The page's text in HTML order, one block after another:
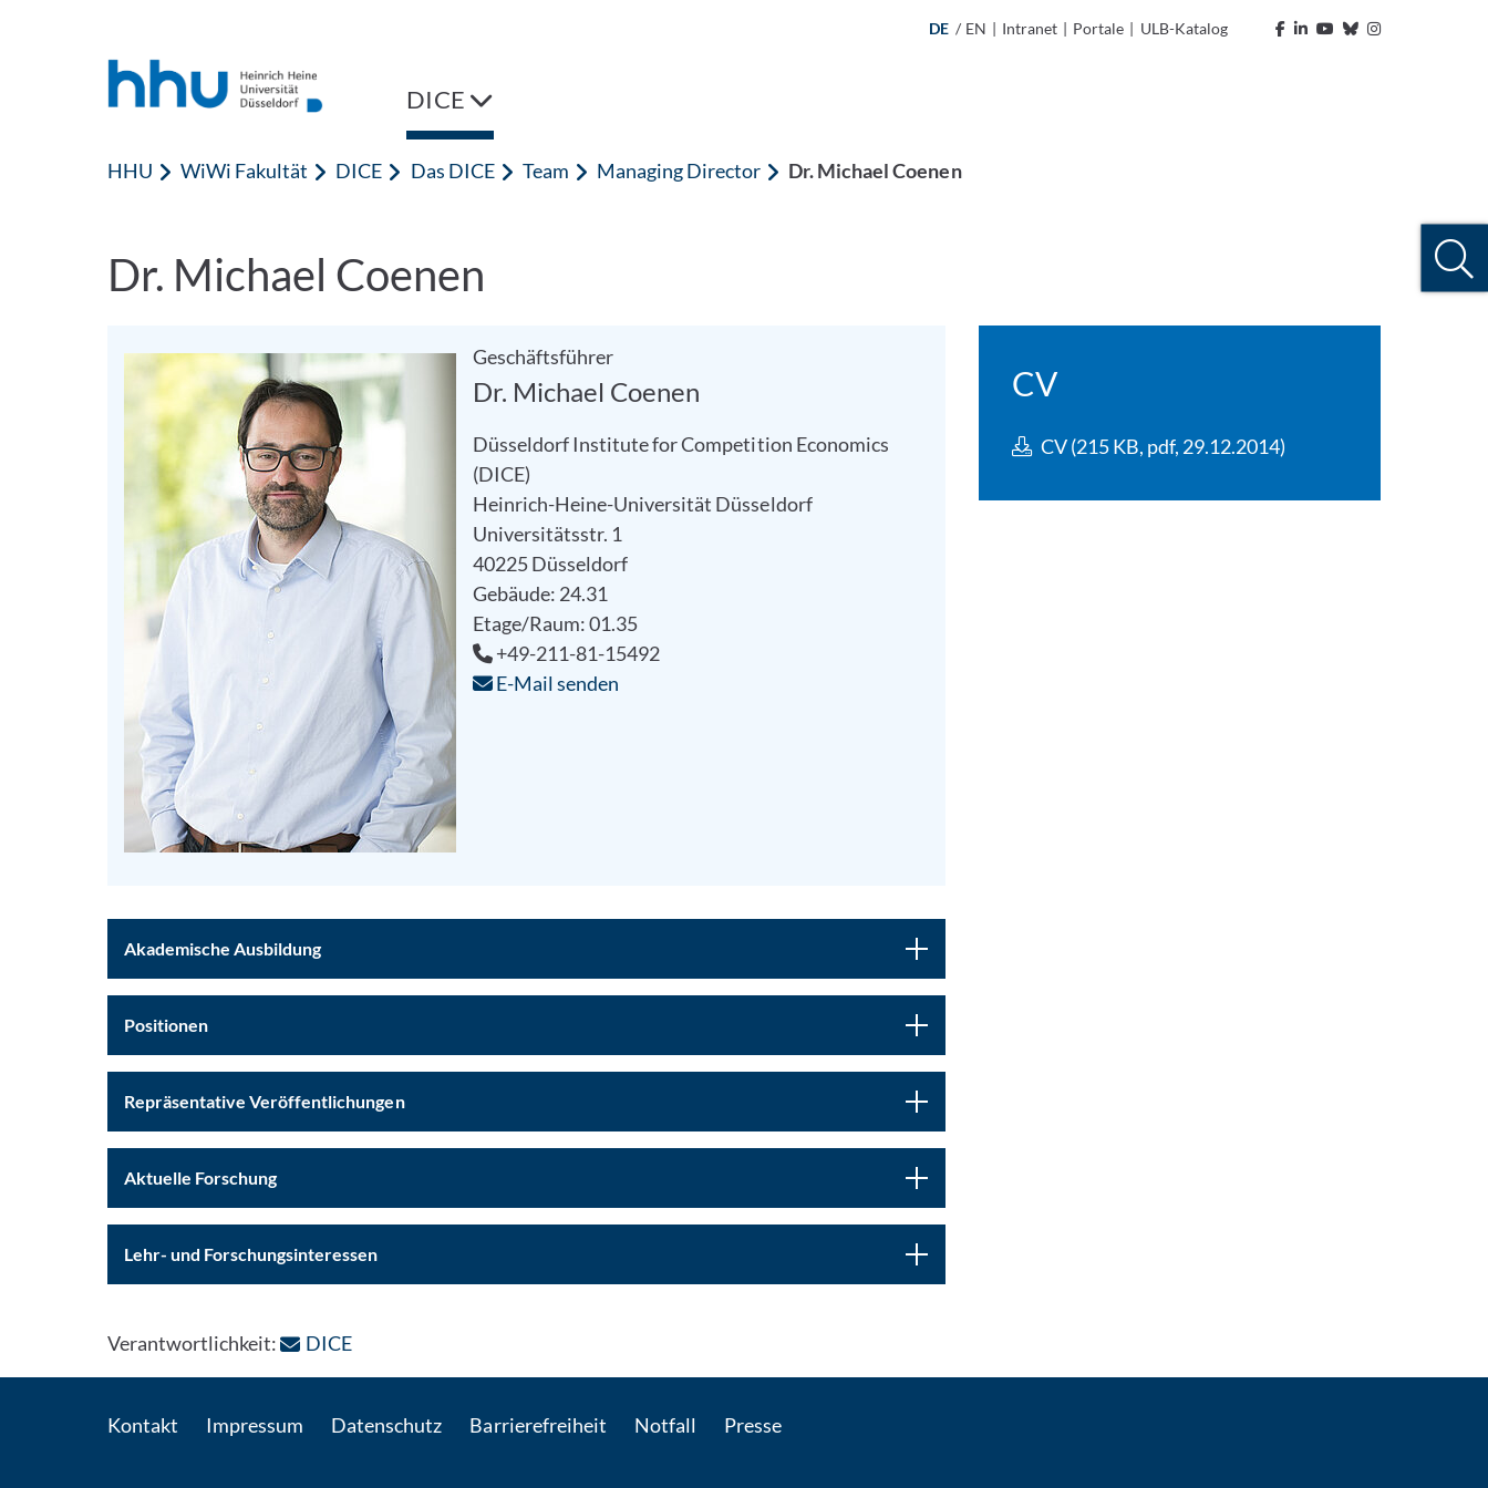
DE / EN | Intranet | Portale | ULB-Katalog
DICE
HHU WiWi Fakultät DICE Das DICE Team Managing Director Dr. Michael Coenen
Dr. Michael Coenen
Geschäftsführer
Dr. Michael Coenen
Düsseldorf Institute for Competition Economics
(DICE)
Heinrich-Heine-Universität Düsseldorf
Universitätsstr. 1
40225 Düsseldorf
Gebäude: 24.31
Etage/Raum: 01.35
+49-211-81-15492
E-Mail senden
Akademische Ausbildung
Positionen
Repräsentative Veröffentlichungen
Aktuelle Forschung
Lehr- und Forschungsinteressen
CV
CV (215 KB, pdf, 29.12.2014)
Verantwortlichkeit: DICE: Per E-Mail kontaktieren
Kontakt Impressum Datenschutz Barrierefreiheit Notfall Presse